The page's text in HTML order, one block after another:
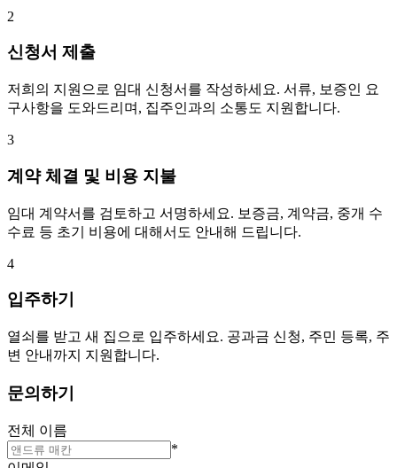
2
신청서 제출
저희의 지원으로 임대 신청서를 작성하세요. 서류, 보증인 요
구사항을 도와드리며, 집주인과의 소통도 지원합니다.
3
계약 체결 및 비용 지불
임대 계약서를 검토하고 서명하세요. 보증금, 계약금, 중개 수
수료 등 초기 비용에 대해서도 안내해 드립니다.
4
입주하기
열쇠를 받고 새 집으로 입주하세요. 공과금 신청, 주민 등록, 주
변 안내까지 지원합니다.
문의하기
전체 이름
*